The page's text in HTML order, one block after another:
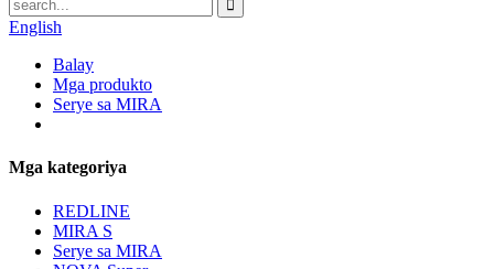
English
Balay
Mga produkto
Serye sa MIRA
Mga kategoriya
REDLINE
MIRA S
Serye sa MIRA